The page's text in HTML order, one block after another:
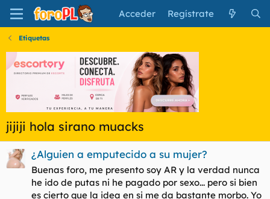
Acceder Regístrate
Etiquetas
jijiji hola sirano muacks
¿Alguien a emputecido a su mujer?
Buenas foro, me presento soy AR y la verdad nunca
he ido de putas ni he pagado por sexo... pero si bien
es cierto que la idea en si me da bastante morbo. Yo